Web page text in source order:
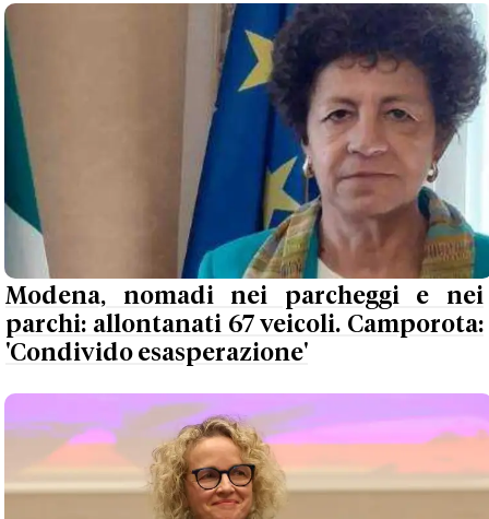
Modena, nomadi nei parcheggi e nei
parchi: allontanati 67 veicoli. Camporota:
'Condivido esasperazione'